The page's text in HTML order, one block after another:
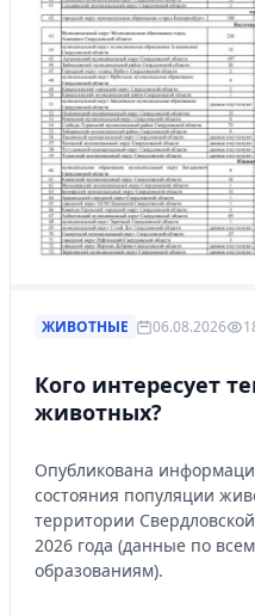
ЖИВОТНЫЕ 06.08.2026
Кого интересует
животных?
Опубликована
состояния популяции
территории
2026 года (данные по
образованиям).